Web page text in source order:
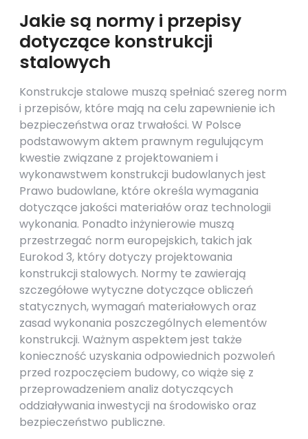
Jakie są normy i przepisy
dotyczące konstrukcji
stalowych
Konstrukcje stalowe muszą spełniać szereg norm
i przepisów, które mają na celu zapewnienie ich
bezpieczeństwa oraz trwałości. W Polsce
podstawowym aktem prawnym regulującym
kwestie związane z projektowaniem i
wykonawstwem konstrukcji budowlanych jest
Prawo budowlane, które określa wymagania
dotyczące jakości materiałów oraz technologii
wykonania. Ponadto inżynierowie muszą
przestrzegać norm europejskich, takich jak
Eurokod 3, który dotyczy projektowania
konstrukcji stalowych. Normy te zawierają
szczegółowe wytyczne dotyczące obliczeń
statycznych, wymagań materiałowych oraz
zasad wykonania poszczególnych elementów
konstrukcji. Ważnym aspektem jest także
konieczność uzyskania odpowiednich pozwoleń
przed rozpoczęciem budowy, co wiąże się z
przeprowadzeniem analiz dotyczących
oddziaływania inwestycji na środowisko oraz
bezpieczeństwo publiczne.